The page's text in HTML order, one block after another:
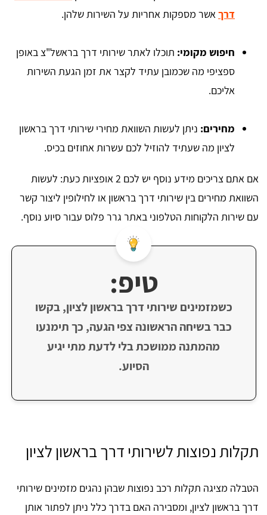
דרךאשר מספקות אחריות על השירות שלהן.
חיפוש מקומי: תוכלו לאתר שירותי דרך בראשל"צ באופן
ספציפי מה שכמובן עתיד לקצר את זמן הגעת השירות
אליכם.
מחירים: ניתן לעשות השוואת מחירי שירותי דרך בראשון
לציון מה שעתיד להוזיל לכם עשרות אחוזים בכיס.
אם אתם צריכים מידע נוסף יש לכם 2 אופציות כעת: לעשות
השוואת מחירים בין שירותי דרך בראשון או לחילופין ליצור קשר
עם שירות הלקוחות הטלפוני באתר גרר פלוס עבור סיוע נוסף.
טיפ:
כשמזמינים שירותי דרך בראשון לציון, בקשו
כבר בשיחה הראשונה צפי הגעה, כך תימנעו
מהמתנה ממושכת בלי לדעת מתי יגיע
הסיוע.
תקלות נפוצות לשירותי דרך בראשון לציון
הטבלה מציגה תקלות רכב נפוצות שבהן נהגים מזמינים שירותי
דרך בראשון לציון, ומסבירה האם בדרך כלל ניתן לפתור אותן